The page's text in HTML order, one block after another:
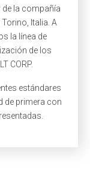
la compañía
Torino, Italia. A
la línea de
de los
CORP.
estándares
de primera con